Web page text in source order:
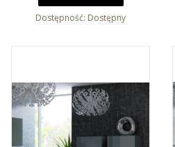
Dostępność: Dostępny